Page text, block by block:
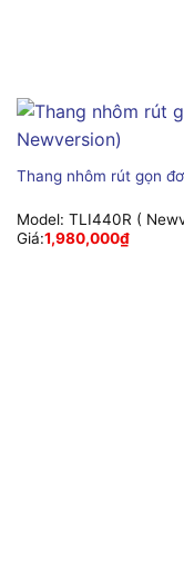
Thang nhôm rút gọn
Model: TLI440R (
Giá:1,980,000₫